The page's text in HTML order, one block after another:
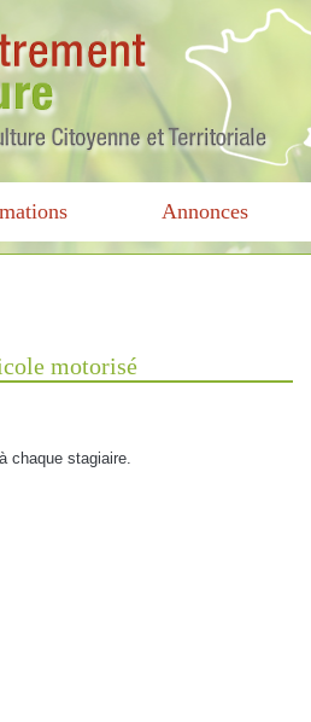
Annonces
motorisé
chaque stagiaire.